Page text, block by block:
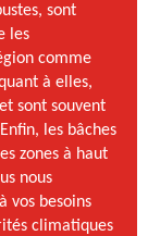
sont
les
comme
à elles,
sont souvent
les bâches
zones à haut
nous
vos besoins
climatiques